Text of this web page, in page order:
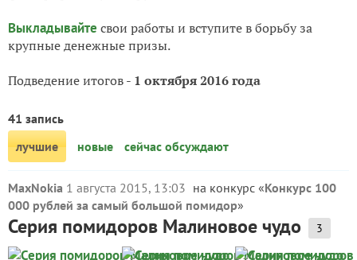
Выкладывайте свои работы и вступите в борьбу за
крупные денежные призы.
Подведение итогов - 1 октября 2016 года
41 запись
лучшие
новые сейчас обсуждают
MaxNokia 1 августа 2015, 13:03 на конкурс «Конкурс 100
000 рублей за самый большой помидор»
Серия помидоров Малиновое чудо 3